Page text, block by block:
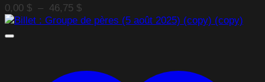
0,00 $ – 46,75 $Plage
de
46,75 $